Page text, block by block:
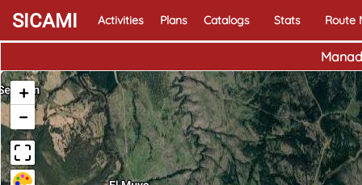
SICAMI Activities Plans Catalogs Stats Route
+
−